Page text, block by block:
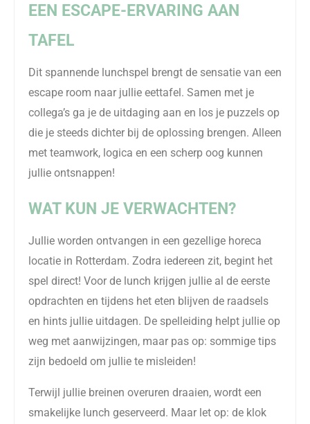
EEN ESCAPE-ERVARING AAN
TAFEL
Dit spannende lunchspel brengt de sensatie van een
escape room naar jullie eettafel. Samen met je
collega’s ga je de uitdaging aan en los je puzzels op
die je steeds dichter bij de oplossing brengen. Alleen
met teamwork, logica en een scherp oog kunnen
jullie ontsnappen!
WAT KUN JE VERWACHTEN?
Jullie worden ontvangen in een gezellige horeca
locatie in Rotterdam. Zodra iedereen zit, begint het
spel direct! Voor de lunch krijgen jullie al de eerste
opdrachten en tijdens het eten blijven de raadsels
en hints jullie uitdagen. De spelleiding helpt jullie op
weg met aanwijzingen, maar pas op: sommige tips
zijn bedoeld om jullie te misleiden!
Terwijl jullie breinen overuren draaien, wordt een
smakelijke lunch geserveerd. Maar let op: de klok